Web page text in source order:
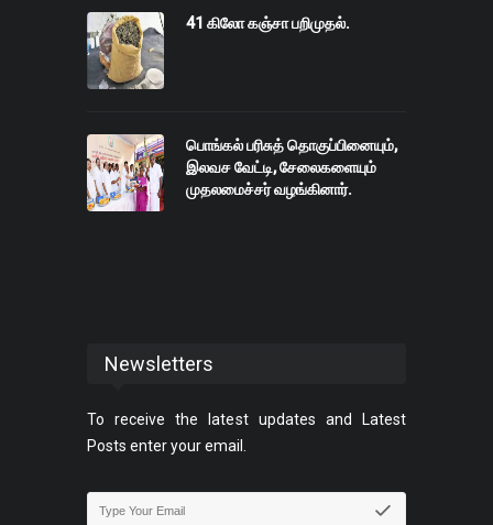
41 கிலோ கஞ்சா பறிமுதல்.
பொங்கல் பரிசுத் தொகுப்பினையும்,
இலவச வேட்டி, சேலைகளையும்
முதலமைச்சர் வழங்கினார்.
Newsletters
To receive the latest updates and Latest
Posts enter your email.